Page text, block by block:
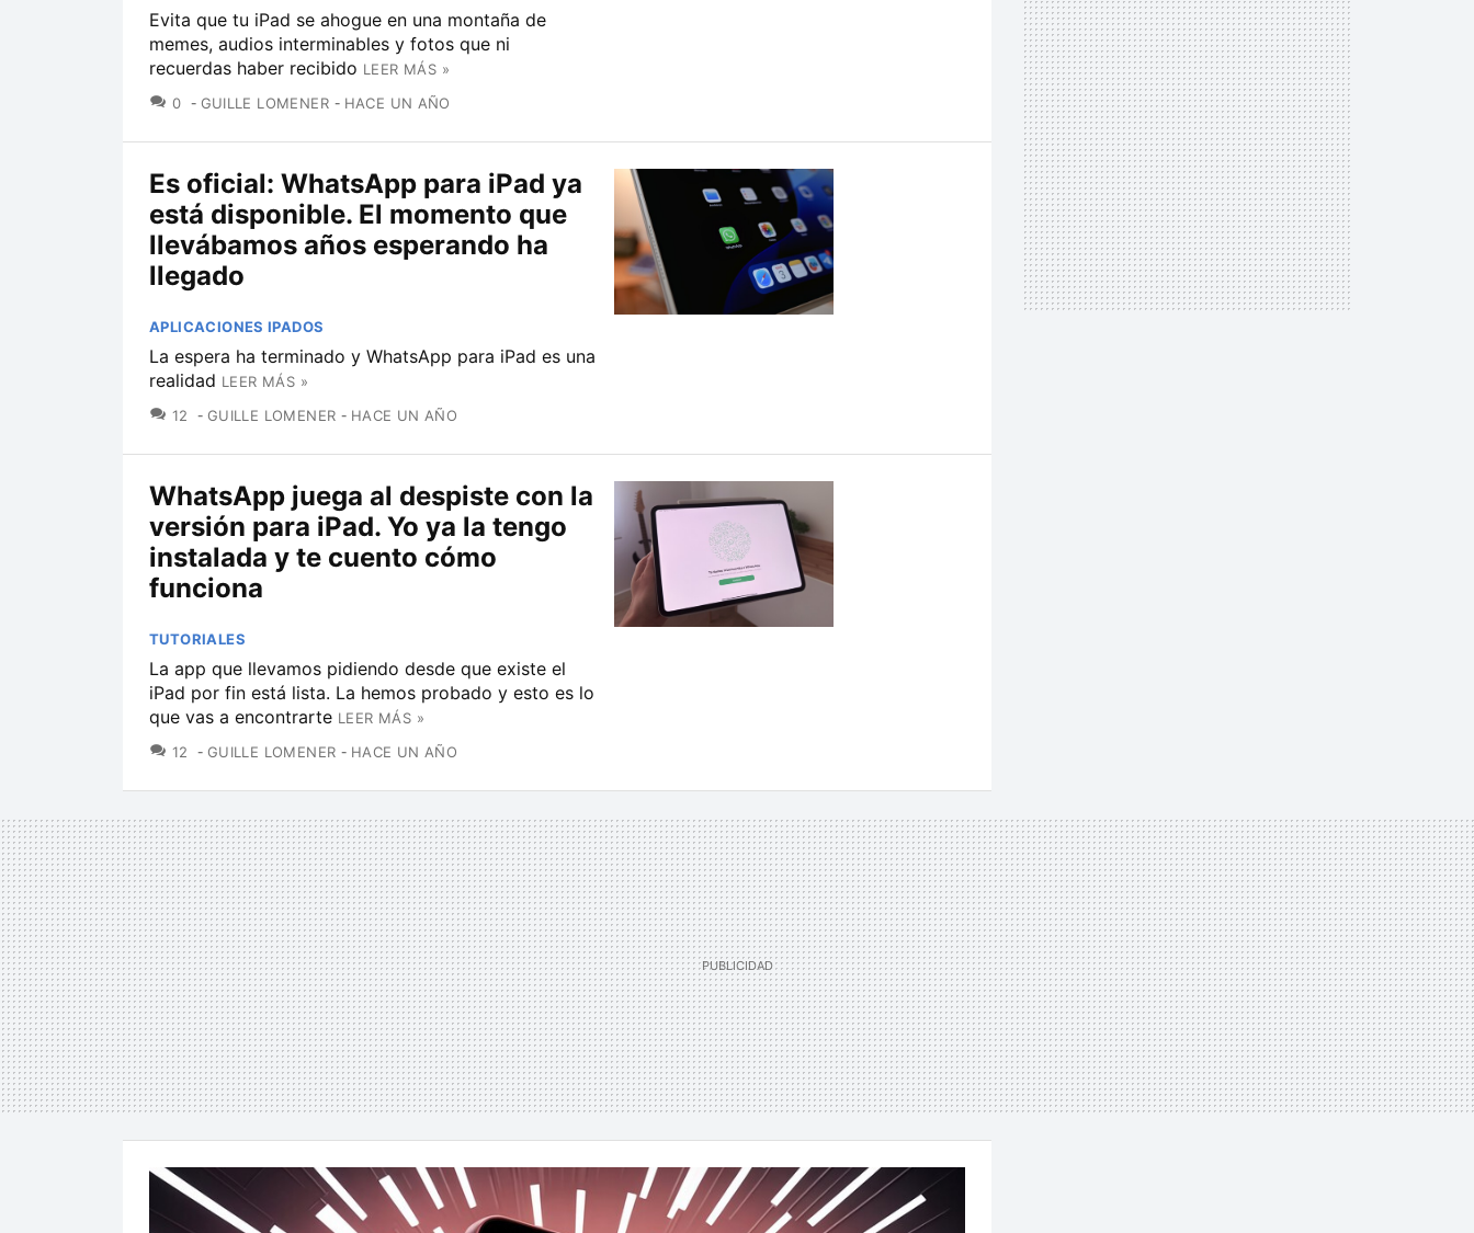
Evita que tu iPad se ahogue en una montaña de
memes, audios interminables y fotos que ni
recuerdas haber recibido LEER MÁS »
0 COMENTARIOS
GUILLE LOMENER HACE UN AÑO
Es oficial: WhatsApp para iPad ya
está disponible. El momento que
llevábamos años esperando ha
llegado
APLICACIONES IPADOS
La espera ha terminado y WhatsApp para iPad es una
realidad LEER MÁS »
12
COMENTARIOS
GUILLE LOMENER HACE UN AÑO
WhatsApp juega al despiste con la
versión para iPad. Yo ya la tengo
instalada y te cuento cómo
funciona
TUTORIALES
La app que llevamos pidiendo desde que existe el
iPad por fin está lista. La hemos probado y esto es lo
que vas a encontrarte LEER MÁS »
12
COMENTARIOS
GUILLE LOMENER HACE UN AÑO